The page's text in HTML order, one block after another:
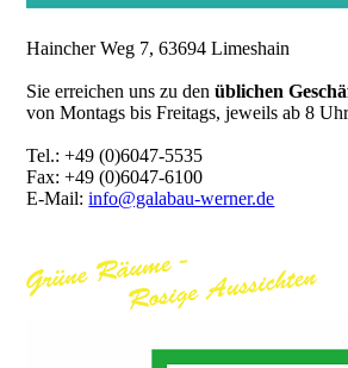
Haincher Weg 7, 63694 Limeshain
Sie erreichen uns zu den üblichen
von Montags bis Freitags, jeweils ab 8
Tel.: +49 (0)6047-5535
Fax: +49 (0)6047-6100
E-Mail:info@galabau-werner.de